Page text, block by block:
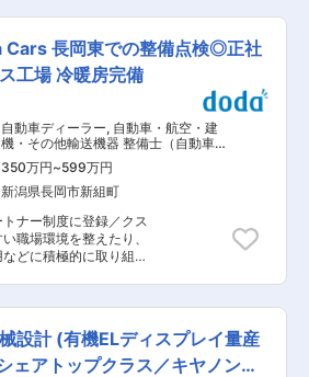
を進める風通しの良い環
当として早期から裁量
業員対応や労務管理、
きるため、人事として
る環境です。 また、世
支える事業会社人事とし
実感を得られます。 ■
ライム上場キヤノング
トップクラスシェアを
製造装置メーカーです。
するなど高い技術力を
います。年間休日123
を実現できる環境が整
更の範囲：会社の定める業務
業務がスムーズに進む
示を出して頂いたり、調
をお任せしていきます。
や調査報告書執筆など
遺跡発掘の調査現場〜
広い業務となりま
環境：施
市、見附市、燕市、長
五泉市、県内各地で行
ます。 ■仕事の魅力：
蔵文化財のは発掘調査
の貴重な財産を未来へ
文化財の調査と保存や文
に関わっています、文
事実が発見できるかも
る方は一緒に働きませ
Cars 長岡東での整備点検◎正社
工場 冷暖房完備
自動車ディーラー, 自動車・航空・建
機・その他輸送機器 整備士（自動車・
建機・航空機など）
350万円~599万円
新潟県長岡市新組町
トナー制度に登録／クス
職場環境を整えたり、
どに積極的に取り組む
点を運営している当社
備点検担当者を募集し
部門は22名在籍していま
を取得しやすい環境整
設計 (有機ELディスプレイ量産
アトップクラス／キヤノン